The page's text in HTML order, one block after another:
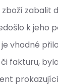
zabalit
k jeho
vhodné
fakturu,